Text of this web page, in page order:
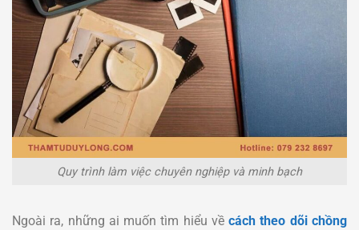
Quy trình làm việc chuyên nghiệp và minh bạch
Ngoài ra, những ai muốn tìm hiểu vềcách theo dõi chồng